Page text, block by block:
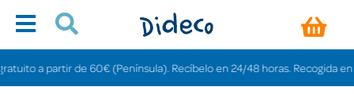
a partir de 60€ (Península). Recíbelo en 24/48 horas. Recogida en